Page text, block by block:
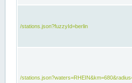
/stations.json?fuzzyId=berlin
/